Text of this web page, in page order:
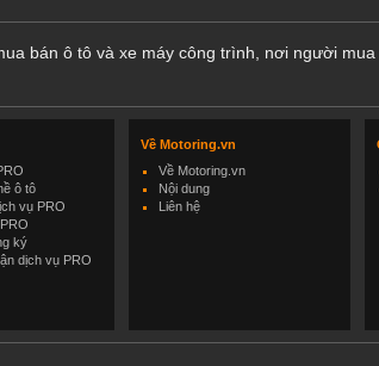
bán ô tô và xe máy công trình, nơi người
ô tô
vụ PRO
ký
dịch vụ PRO
Về Motoring.vn
Về Motoring.vn
Nội dung
Liên hệ